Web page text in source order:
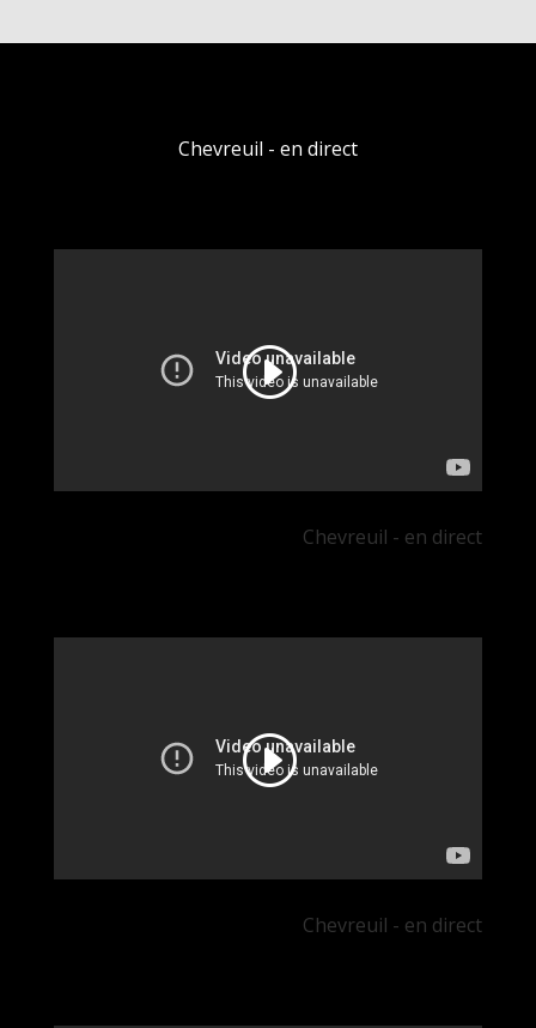
Chevreuil - en direct
Chevreuil - en direct
Chevreuil - en direct